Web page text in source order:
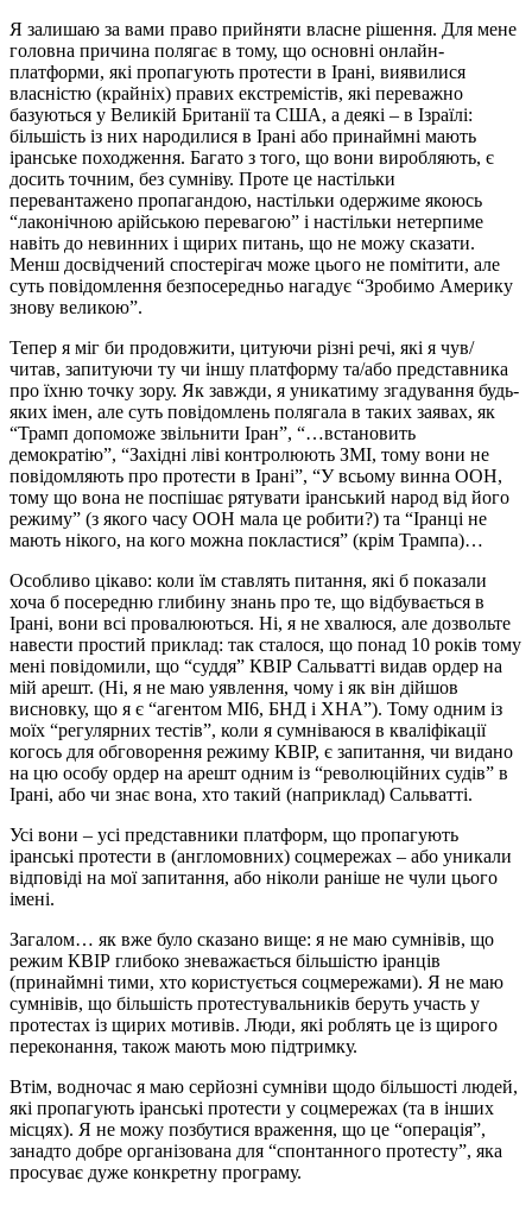
Я залишаю за вами право прийняти власне рішення. Для мене
головна причина полягає в тому, що основні онлайн-
платформи, які пропагують протести в Ірані, виявилися
власністю (крайніх) правих екстремістів, які переважно
базуються у Великій Британії та США, а деякі – в Ізраїлі:
більшість із них народилися в Ірані або принаймні мають
іранське походження. Багато з того, що вони виробляють, є
досить точним, без сумніву. Проте це настільки
перевантажено пропагандою, настільки одержиме якоюсь
“лаконічною арійською перевагою” і настільки нетерпиме
навіть до невинних і щирих питань, що не можу сказати.
Менш досвідчений спостерігач може цього не помітити, але
суть повідомлення безпосередньо нагадує “Зробимо Америку
знову великою”.
Тепер я міг би продовжити, цитуючи різні речі, які я чув/
читав, запитуючи ту чи іншу платформу та/або представника
про їхню точку зору. Як завжди, я уникатиму згадування будь-
яких імен, але суть повідомлень полягала в таких заявах, як
“Трамп допоможе звільнити Іран”, “…встановить
демократію”, “Західні ліві контролюють ЗМІ, тому вони не
повідомляють про протести в Ірані”, “У всьому винна ООН,
тому що вона не поспішає рятувати іранський народ від його
режиму” (з якого часу ООН мала це робити?) та “Іранці не
мають нікого, на кого можна покластися” (крім Трампа)…
Особливо цікаво: коли їм ставлять питання, які б показали
хоча б посередню глибину знань про те, що відбувається в
Ірані, вони всі провалюються. Ні, я не хвалюся, але дозвольте
навести простий приклад: так сталося, що понад 10 років тому
мені повідомили, що “суддя” КВІР Сальватті видав ордер на
мій арешт. (Ні, я не маю уявлення, чому і як він дійшов
висновку, що я є “агентом МІ6, БНД і ХНА”). Тому одним із
моїх “регулярних тестів”, коли я сумніваюся в кваліфікації
когось для обговорення режиму КВІР, є запитання, чи видано
на цю особу ордер на арешт одним із “революційних судів” в
Ірані, або чи знає вона, хто такий (наприклад) Сальватті.
Усі вони – усі представники платформ, що пропагують
іранські протести в (англомовних) соцмережах – або уникали
відповіді на мої запитання, або ніколи раніше не чули цього
імені.
Загалом… як вже було сказано вище: я не маю сумнівів, що
режим КВІР глибоко зневажається більшістю іранців
(принаймні тими, хто користується соцмережами). Я не маю
сумнівів, що більшість протестувальників беруть участь у
протестах із щирих мотивів. Люди, які роблять це із щирого
переконання, також мають мою підтримку.
Втім, водночас я маю серйозні сумніви щодо більшості людей,
які пропагують іранські протести у соцмережах (та в інших
місцях). Я не можу позбутися враження, що це “операція”,
занадто добре організована для “спонтанного протесту”, яка
просуває дуже конкретну програму.